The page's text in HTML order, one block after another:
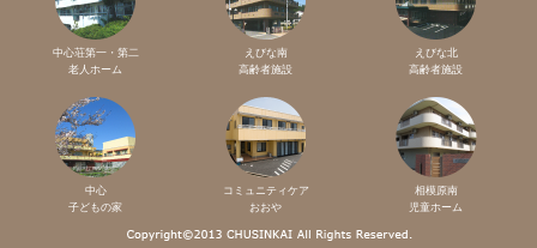
中心荘第一・第二
老人ホーム
えびな南
高齢者施設
えびな北
高齢者施設
中心
子どもの家
コミュニティケア
おおや
相模原南
児童ホーム